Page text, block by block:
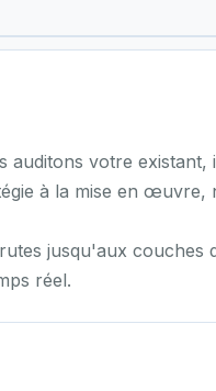
votre
à la mise en œuvre,
jusqu'aux couches
réel.